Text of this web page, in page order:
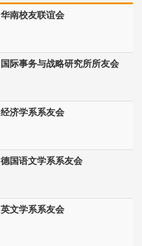
华南校友联谊会
国际事务与战略研究所所友会
经济学系系友会
德国语文学系系友会
英文学系系友会